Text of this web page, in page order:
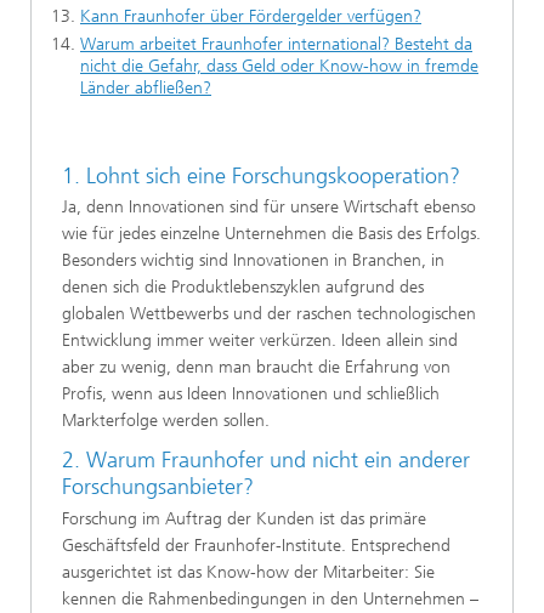
Kann Fraunhofer über Fördergelder verfügen?
Warum arbeitet Fraunhofer international? Besteht da
nicht die Gefahr, dass Geld oder Know-how in fremde
Länder abfließen?
1. Lohnt sich eine Forschungskooperation?
Ja, denn Innovationen sind für unsere Wirtschaft ebenso
wie für jedes einzelne Unternehmen die Basis des Erfolgs.
Besonders wichtig sind Innovationen in Branchen, in
denen sich die Produktlebenszyklen aufgrund des
globalen Wettbewerbs und der raschen technologischen
Entwicklung immer weiter verkürzen. Ideen allein sind
aber zu wenig, denn man braucht die Erfahrung von
Profis, wenn aus Ideen Innovationen und schließlich
Markterfolge werden sollen.
2. Warum Fraunhofer und nicht ein anderer
Forschungsanbieter?
Forschung im Auftrag der Kunden ist das primäre
Geschäftsfeld der Fraunhofer-Institute. Entsprechend
ausgerichtet ist das Know-how der Mitarbeiter: Sie
kennen die Rahmenbedingungen in den Unternehmen –